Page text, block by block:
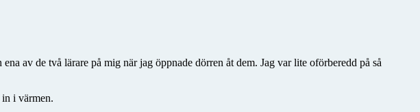
av de två lärare på mig när jag öppnade dörren åt dem. Jag var lite oförberedd på så
i värmen.